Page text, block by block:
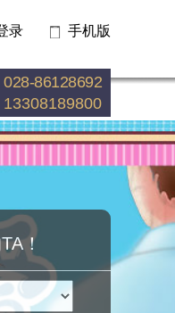
录 手机版
028-86128692
13308189800
！